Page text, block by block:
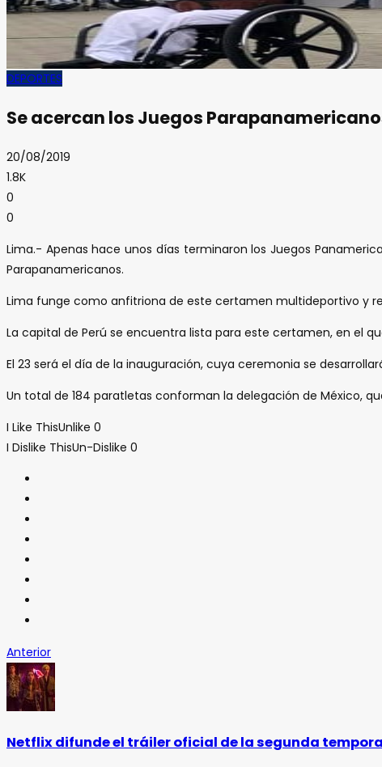
DEPORTES
Se acercan los Juegos
20/08/2019
1.8K
0
0
Lima.- Apenas hace unos días terminaron los Juegos
Parapanamericanos.
Lima funge como anfitriona de este certamen multideportivo y
La capital de Perú se encuentra lista para este certamen, en el
El 23 será el día de la inauguración, cuya ceremonia se
Un total de 184 paratletas conforman la delegación de México,
I Like ThisUnlike 0
I Dislike ThisUn-Dislike 0
Anterior
Netflix difunde el tráiler oficial de la segunda